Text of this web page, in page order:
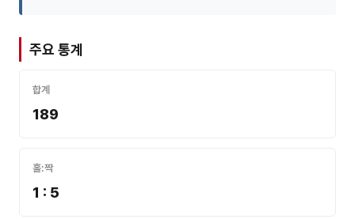
주요 통계
합계
189
홀:짝
1 : 5